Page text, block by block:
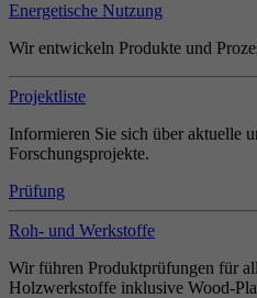
Energetische Nutzung
Wir entwickeln Produkte und
Projektliste
Informieren Sie sich über aktuelle
Forschungsprojekte.
Prüfung
Roh- und Werkstoffe
Wir führen Produktprüfungen für
Holzwerkstoffe inklusive Wood-